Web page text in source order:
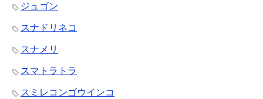
ジュゴン
スナドリネコ
スナメリ
スマトラトラ
スミレコンゴウインコ